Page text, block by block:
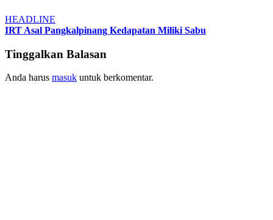
HEADLINE
IRT Asal Pangkalpinang Kedapatan Miliki Sabu
Tinggalkan Balasan
Anda harus masuk untuk berkomentar.